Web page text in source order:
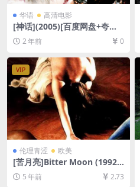
华语 高清电影
[神话](2005)[百度网盘+夸克
网盘1080P超清未删减资源]
[网盘在线播放/下载][MP4/8G
B][中文字幕]
2 年前 0
VIP
伦理青涩 欧美
[苦月亮]Bitter Moon (1992)
[百度网盘+迅雷云盘资源1080
P超清未删减][MP4/7.1GB][原
5 年前 2.73